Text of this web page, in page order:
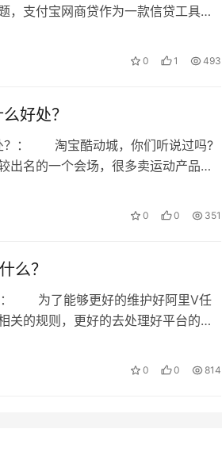
，支付宝网商贷作为一款信贷工具，
0 1 493
好处？
？： 淘宝酷动城，你们听说过吗?
出名的一个会场，很多卖运动产品的
0 0 351
么？
： 为了能够更好的维护好阿里V任
关的规则，更好的去处理好平台的争
0 0 814